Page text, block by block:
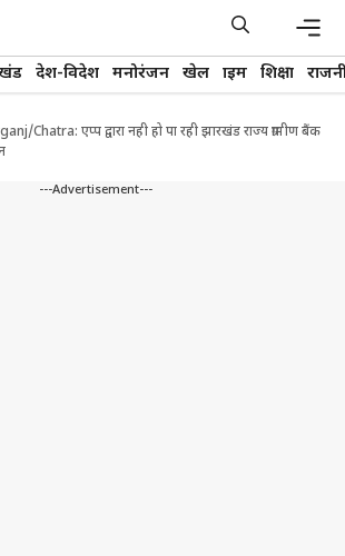
देश-विदेश मनोरंजन खेल क्राइम शिक्षा
Chatra: एप्प द्वारा नही हो पा रही झारखंड राज्य ग्रामीण बैंक
---Advertisement---